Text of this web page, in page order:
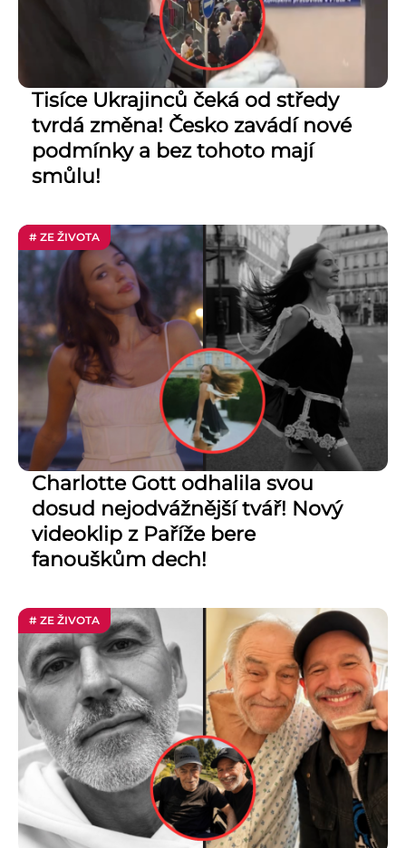
Tisíce Ukrajinců čeká od středy
tvrdá změna! Česko zavádí nové
podmínky a bez tohoto mají
smůlu!
# ZE ŽIVOTA
Charlotte Gott odhalila svou
dosud nejodvážnější tvář! Nový
videoklip z Paříže bere
fanouškům dech!
# ZE ŽIVOTA